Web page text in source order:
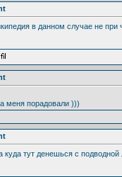
в данном случае не
меня порадовали )))
куда тут денешься с подводной